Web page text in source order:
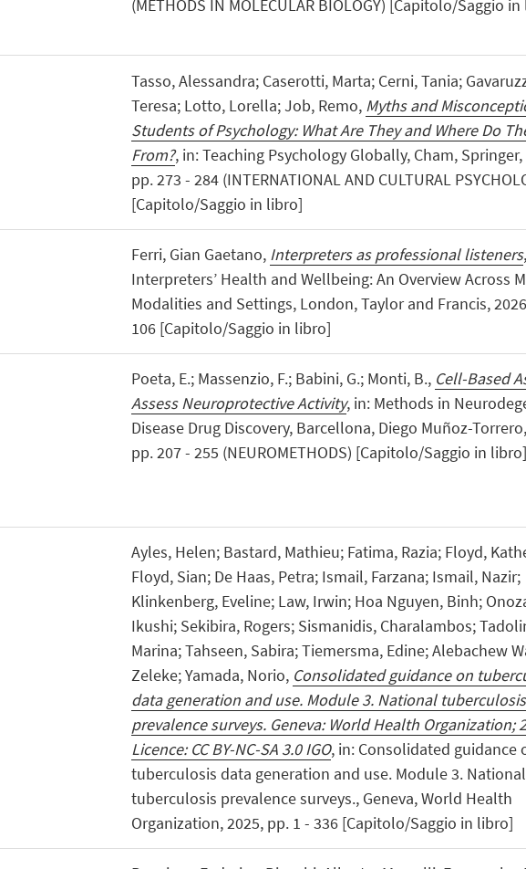
(METHODS IN MOLECULAR BIOLOGY) [Capitolo/Saggio
Tasso, Alessandra; Caserotti, Marta; Cerni, Tania;
Teresa; Lotto, Lorella; Job, Remo, Myths and
Students of Psychology: What Are They and Where Do
From?, in: Teaching Psychology Globally, Cham, Springer,
pp. 273 - 284 (INTERNATIONAL AND CULTURAL
[Capitolo/Saggio in libro]
Ferri, Gian Gaetano, Interpreters as professional listeners
Interpreters’ Health and Wellbeing: An Overview Across
Modalities and Settings, London, Taylor and Francis,
106 [Capitolo/Saggio in libro]
Poeta, E.; Massenzio, F.; Babini, G.; Monti, B., Cell-Based
Assess Neuroprotective Activity, in: Methods in
Disease Drug Discovery, Barcellona, Diego Muñoz-
pp. 207 - 255 (NEUROMETHODS) [Capitolo/Saggio in libro]
Ayles, Helen; Bastard, Mathieu; Fatima, Razia; Floyd,
Floyd, Sian; De Haas, Petra; Ismail, Farzana; Ismail, Nazir;
Klinkenberg, Eveline; Law, Irwin; Hoa Nguyen, Binh;
Ikushi; Sekibira, Rogers; Sismanidis, Charalambos;
Marina; Tahseen, Sabira; Tiemersma, Edine; Alebachew
Zeleke; Yamada, Norio, Consolidated guidance on
data generation and use. Module 3. National tuberculosis
prevalence surveys. Geneva: World Health Organization;
Licence: CC BY-NC-SA 3.0 IGO, in: Consolidated guidance
tuberculosis data generation and use. Module 3. National
tuberculosis prevalence surveys., Geneva, World Health
Organization, 2025, pp. 1 - 336 [Capitolo/Saggio in libro]